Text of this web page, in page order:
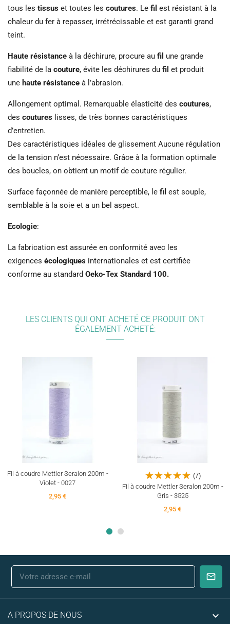
tous les tissus et toutes les coutures. Le fil est résistant à la
chaleur du fer à repasser, irrétrécissable et est garanti grand
teint.
Haute résistance à la déchirure, procure au fil une grande
fiabilité de la couture, évite les déchirures du fil et produit
une haute résistance à l’abrasion.
Allongement optimal. Remarquable élasticité des coutures,
des coutures lisses, de très bonnes caractéristiques
d’entretien.
Des caractéristiques idéales de glissement Aucune régulation
de la tension n’est nécessaire. Grâce à la formation optimale
des boucles, on obtient un motif de couture régulier.
Surface façonnée de manière perceptible, le fil est souple,
semblable à la soie et a un bel aspect.
Ecologie:
La fabrication est assurée en conformité avec les
exigences écologiques internationales et est certifiée
conforme au standard Oeko-Tex Standard 100.
LES CLIENTS QUI ONT ACHETÉ CE PRODUIT ONT
ÉGALEMENT ACHETÉ:
Fil à coudre Mettler Seralon 200m -
Violet - 0027
2,95 €
(7)
Fil à coudre Mettler Seralon 200m -
Gris - 3525
2,95 €
A PROPOS DE NOUS 